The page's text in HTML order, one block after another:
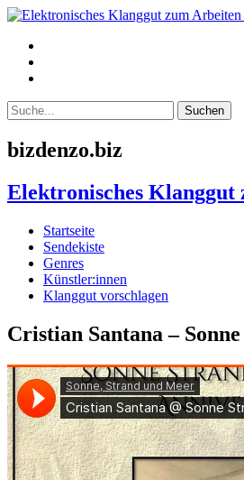
bizdenzo.biz
Elektronisches Klanggut
Startseite
Sendekiste
Genres
Künstler:innen
Klanggut vorschlagen
Cristian Santana –